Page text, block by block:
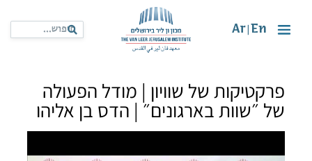
En
Ar
פרקטיקות של שוויון | מודל הפעולה
של ״שוות בארגונים״ | הדס בן אליהו